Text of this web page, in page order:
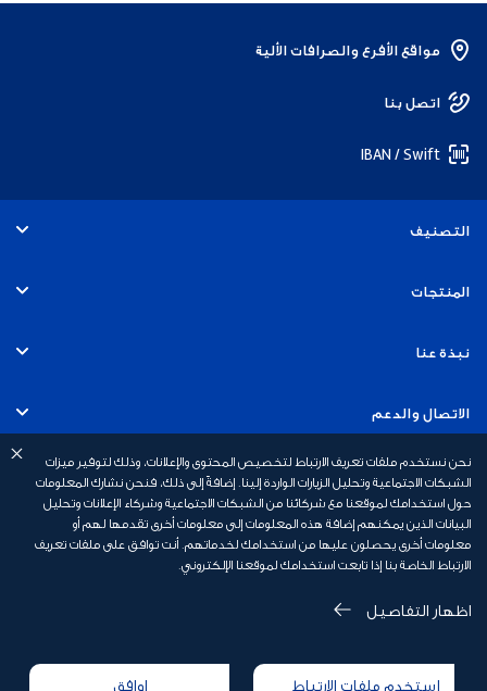
نحن نستخدم ملفات تعريف الارتباط لتخصيص المحتوى والإعلانات، وذلك لتوفير ميزات
الشبكات الاجتماعية وتحليل الزيارات الواردة إلينا. إضافةً إلى ذلك، فنحن نشارك المعلومات
حول استخدامك لموقعنا مع شركائنا من الشبكات الاجتماعية وشركاء الإعلانات وتحليل
البيانات الذين يمكنهم إضافة هذه المعلومات إلى معلومات أخرى تقدمها لهم أو
معلومات أخرى يحصلون عليها من استخدامك لخدماتهم. أنت توافق على ملفات تعريف
الارتباط الخاصة بنا إذا تابعت استخدامك لموقعنا الإلكتروني.
اظهار التفاصيل
اوافق استخدم ملفات الارتباط
مواقع الأفرع والصرافات الألية
اتصل بنا
IBAN / Swift
التصنيف
الأفراد
الخدمات المصرفية الإسلامية
الخدمات المصرفية الخاصة
المنتجات
الحسابات
القروض
القروض العقارية
التأمين
نبذة عنا
التوظيف
الاستدامة
أخبار بنك أبوظبي الأول
علاقات المستثمرين
الاتصال والدعم
الخدمات المصرفية عبر الهاتف المتحرك
السلامة المالية
أسئلة وأجوبة
روابط سريعة
رسوم الخدمات المصرفية الشخصية
إعلان ملف تعريف الارتباط